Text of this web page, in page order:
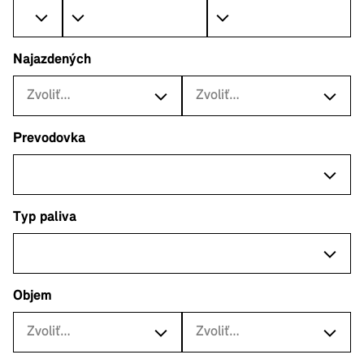
Najazdených
Prevodovka
Typ paliva
Objem